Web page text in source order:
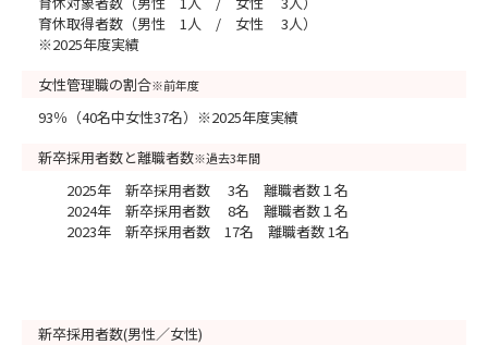
育休取得者数（男性 1人 / 女性 3人）
※2025年度実績
女性管理職の割合※前年度
93％（40名中女性37名）※2025年度実績
新卒採用者数と離職者数※過去3年間
2025年 新卒採用者数 3名 離職者数１名
2024年 新卒採用者数 8名 離職者数１名
2023年 新卒採用者数 17名 離職者数 1名
新卒採用者数(男性／女性)